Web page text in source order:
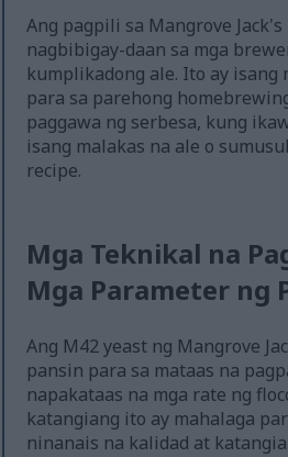
Ang pagpili sa Mangrove
nagbibigay-daan sa mga
kumplikadong ale. Ito ay isang
para sa parehong
paggawa ng serbesa, kung
isang malakas na ale o
recipe.
Mga Teknikal na
Mga Parameter ng
Ang M42 yeast ng Mangrove
pansin para sa mataas na
napakataas na mga rate ng
katangiang ito ay mahalaga
ninanais na kalidad at